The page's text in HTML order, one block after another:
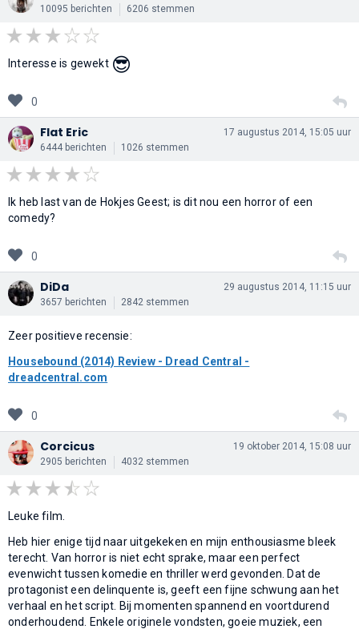
10095 berichten 6206 stemmen
Interesse is gewekt 😎
0
Flat Eric
6444 berichten 1026 stemmen
17 augustus 2014, 15:05 uur
Ik heb last van de Hokjes Geest; is dit nou een horror of een
comedy?
0
DiDa
3657 berichten 2842 stemmen
29 augustus 2014, 11:15 uur
Zeer positieve recensie:
Housebound (2014) Review - Dread Central -
dreadcentral.com
0
Corcicus
2905 berichten 4032 stemmen
19 oktober 2014, 15:08 uur
Leuke film.
Heb hier enige tijd naar uitgekeken en mijn enthousiasme bleek
terecht. Van horror is niet echt sprake, maar een perfect
evenwicht tussen komedie en thriller werd gevonden. Dat de
protagonist een delinquente is, geeft een fijne schwung aan het
verhaal en het script. Bij momenten spannend en voortdurend
onderhoudend. Enkele originele vondsten, goeie muziek, een